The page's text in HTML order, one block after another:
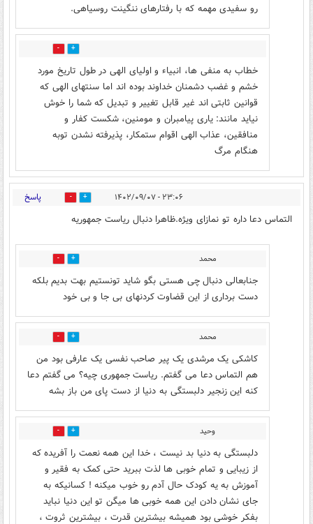
رو سفیدی مهمه که با رفتارهای ننگینت روسیاهی.
4
خطاب به منفی ها، انبیاء و اولیای الهی در طول تاریخ مورد
خشم و غضب دشمنان خداوند بوده اند اما سنتهای الهی که
قوانین ثابتی اند غیر قابل تغییر و تبدیل که شما را خوش
نیاید مانند: یاری پیامبران و مومنین، شکست کفار و
منافقین، عذاب الهی اقوام ستمکار، پذیرفته نشدن توبه
هنگام مرگ
۲۳:۰۶ - ۱۴۰۲/۰۹/۰۷ 33 پاسخ
التماس دعا داره تو نمازای ویژه.ظاهرا دنبال ریاست جمهوریه
محمد 9
جنابعالی دنبال چی هستی بگو شاید تونستیم بهت بدیم بلکه
دست برداری از این قضاوت کردنهای بی جا و بی خود
محمد 9
کاشکی یک مرشدی یک پیر صاحب نفسی یک عارفی بود من
هم التماس دعا می گفتم. ریاست جمهوری چیه؟ می گفتم دعا
کنه این زنجیر دلبستگی به دنیا از دست پای من باز بشه
وحید 0
دلبستگی به دنیا بد نیست ، خدا این همه نعمت را آفریده که
از زیبایی و تمام خوبی ها لذت ببرید حتی کمک به فقیر و
آموزش به یه کودک حال آدم رو خوب میکنه ! کسانیکه به
جای نشان دادن این همه خوبی ها میگن تو این دنیا نباید
بفکر خوشی بود همیشه بیشترین قدرت ، بیشترین ثروت ،